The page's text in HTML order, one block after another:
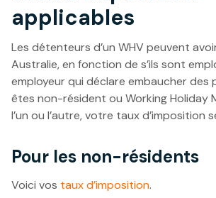
applicables
Les détenteurs d’un WHV peuvent
Australie, en fonction de s’ils sont
employeur qui déclare embaucher des
êtes non-résident ou Working Holiday
l’un ou l’autre, votre taux d’imposition
Pour les non-résidents
Voici vos taux d’imposition.